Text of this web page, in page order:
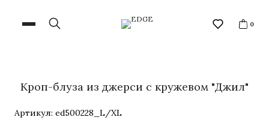
0
Кроп-блуза из джерси с кружевом "Джил"
Артикул: ed500228_L/XL